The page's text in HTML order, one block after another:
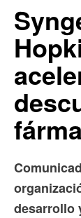
desarrollo